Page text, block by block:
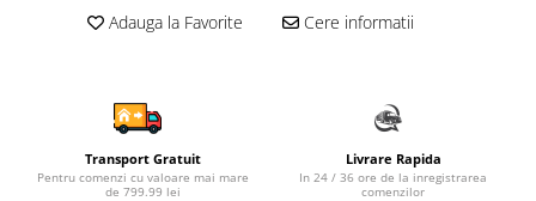
Sampon si balsam copii
Tampoane pentru San
Set Ingrijire Bebelusi
Arme de jucarie
Adauga la Favorite Cere informatii
Transport Gratuit
Pentru comenzi cu valoare mai mare
de 799.99 lei
Livrare Rapida
In 24 / 36 ore de la inregistrarea
comenzilor